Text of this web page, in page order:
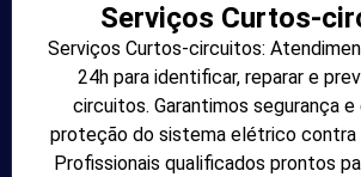
Serviços Curtos-
Serviços Curtos-circuitos:
24h para identificar, reparar e
circuitos. Garantimos segurança e
proteção do sistema elétrico contra
Profissionais qualificados prontos